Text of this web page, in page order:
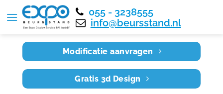
055 - 3238555
info@beursstand.nl
Home RE12X9 003
Modificatie aanvragen
Gratis 3d Design